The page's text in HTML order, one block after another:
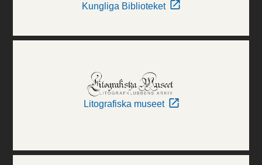
Kungliga Biblioteket
Litografiska museet